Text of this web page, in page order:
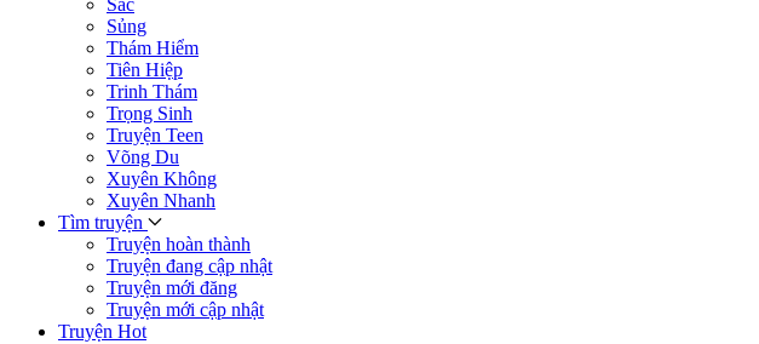
Sắc
Sủng
Thám Hiểm
Tiên Hiệp
Trinh Thám
Trọng Sinh
Truyện Teen
Võng Du
Xuyên Không
Xuyên Nhanh
Tìm truyện
Truyện hoàn thành
Truyện đang cập nhật
Truyện mới đăng
Truyện mới cập nhật
Truyện Hot